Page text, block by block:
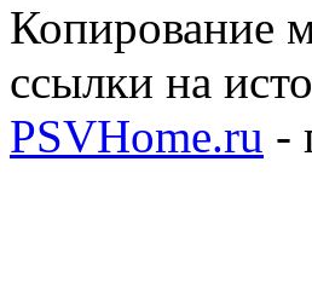
Копирование
ссылки на
PSVHome.ru -